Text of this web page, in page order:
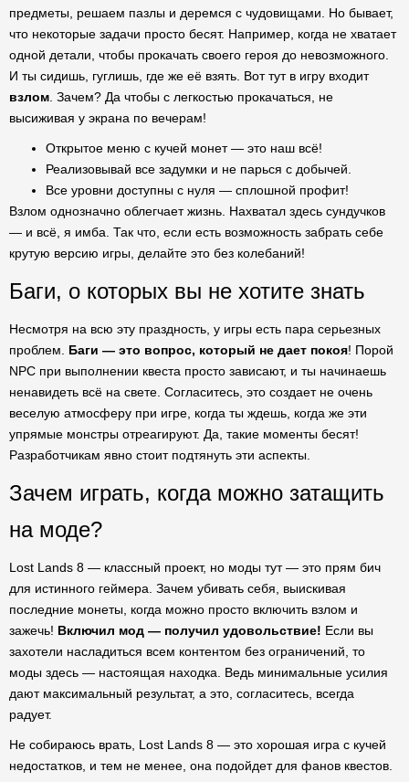
предметы, решаем пазлы и деремся с чудовищами. Но бывает,
что некоторые задачи просто бесят. Например, когда не хватает
одной детали, чтобы прокачать своего героя до невозможного.
И ты сидишь, гуглишь, где же её взять. Вот тут в игру входит
взлом . Зачем? Да чтобы с легкостью прокачаться, не
высиживая у экрана по вечерам!
Открытое меню с кучей монет — это наш всё!
Реализовывай все задумки и не парься с добычей.
Все уровни доступны с нуля — сплошной профит!
Взлом однозначно облегчает жизнь. Нахватал здесь сундучков
— и всё, я имба. Так что, если есть возможность забрать себе
крутую версию игры, делайте это без колебаний!
Баги, о которых вы не хотите знать
Несмотря на всю эту праздность, у игры есть пара серьезных
проблем. Баги — это вопрос, который не дает покоя! Порой
NPC при выполнении квеста просто зависают, и ты начинаешь
ненавидеть всё на свете. Согласитесь, это создает не очень
веселую атмосферу при игре, когда ты ждешь, когда же эти
упрямые монстры отреагируют. Да, такие моменты бесят!
Разработчикам явно стоит подтянуть эти аспекты.
Зачем играть, когда можно затащить
на моде?
Lost Lands 8 — классный проект, но моды тут — это прям бич
для истинного геймера. Зачем убивать себя, выискивая
последние монеты, когда можно просто включить взлом и
зажечь! Включил мод — получил удовольствие! Если вы
захотели насладиться всем контентом без ограничений, то
моды здесь — настоящая находка. Ведь минимальные усилия
дают максимальный результат, а это, согласитесь, всегда
радует.
Не собираюсь врать, Lost Lands 8 — это хорошая игра с кучей
недостатков, и тем не менее, она подойдет для фанов квестов.